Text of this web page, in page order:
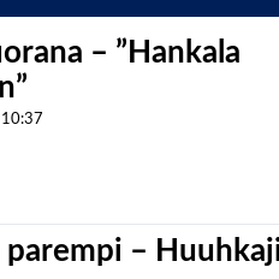
– ”Hankala
10:37
parempi –